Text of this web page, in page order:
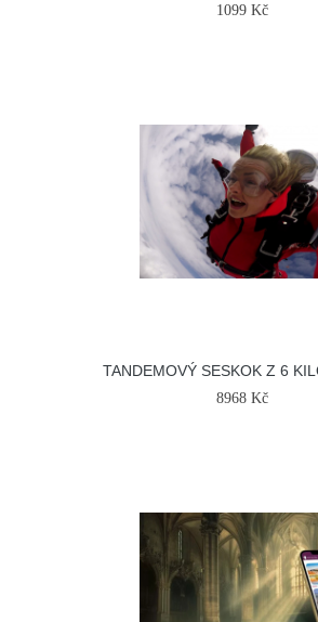
1099 Kč
TANDEMOVÝ SESKOK Z 6
8968 Kč